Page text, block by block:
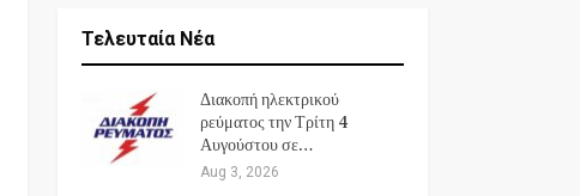
Τελευταία Νέα
Διακοπή ηλεκτρικού
ρεύματος την Τρίτη 4
Αυγούστου σε…
Aug 3, 2026